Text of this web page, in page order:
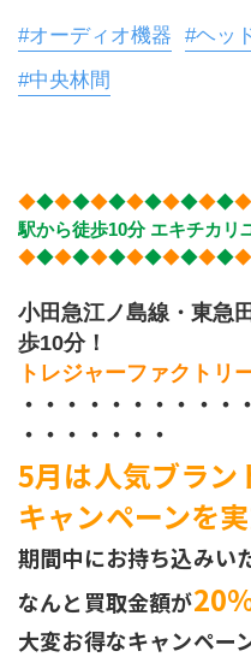
#オーディオ機器 #ヘッ
#中央林間
◆◆◆◆◆◆◆◆◆◆◆◆◆
駅から徒歩10分 エキチカリ
◆◆◆◆◆◆◆◆◆◆◆◆◆
小田急江ノ島線・東急
歩10分！
トレジャーファクトリ
・・・・・・・・・・
・・・・・・・
5月は人気ブラ
キャンペーンを
期間中にお持ち込みい
なんと買取金額が
大変お得なキャンペー